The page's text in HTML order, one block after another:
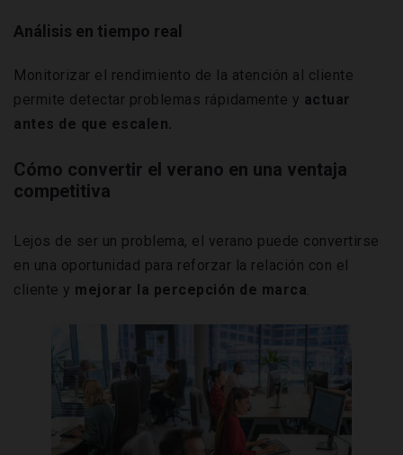
Análisis en tiempo real
Monitorizar el rendimiento de la atención al cliente
permite detectar problemas rápidamente y actuar
antes de que escalen.
Cómo convertir el verano en una ventaja
competitiva
Lejos de ser un problema, el verano puede convertirse
en una oportunidad para reforzar la relación con el
cliente y mejorar la percepción de marca